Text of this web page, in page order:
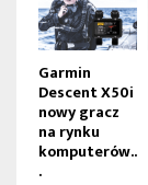
Garmin
Descent X50i
nowy gracz
na rynku
komputerów..
.